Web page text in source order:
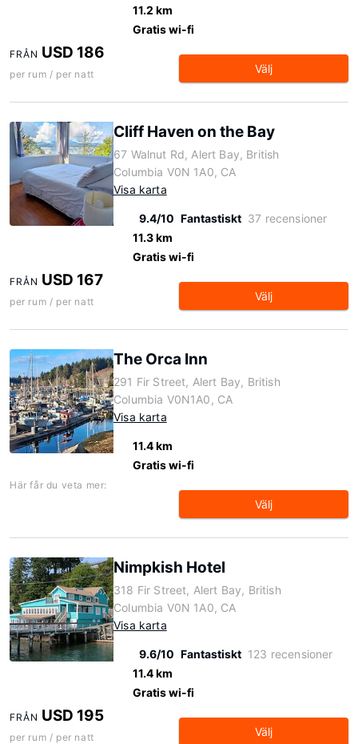
11.2 km
Gratis wi-fi
FRÅN USD 186
per rum / per natt Välj
Cliff Haven on the Bay
67 Walnut Rd, Alert Bay, British
Columbia V0N 1A0, CA
Visa karta
9.4/10 Fantastiskt 37 recensioner
11.3 km
Gratis wi-fi
FRÅN USD 167
per rum / per natt Välj
The Orca Inn
291 Fir Street, Alert Bay, British
Columbia V0N1A0, CA
Visa karta
11.4 km
Gratis wi-fi
Här får du veta mer:
Välj
Nimpkish Hotel
318 Fir Street, Alert Bay, British
Columbia V0N 1A0, CA
Visa karta
9.6/10 Fantastiskt 123 recensioner
11.4 km
Gratis wi-fi
FRÅN USD 195
per rum / per natt Välj